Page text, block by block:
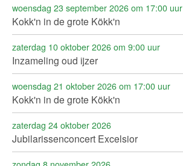
woensdag 23 september 2026 om 17:00 uur
Kokk'n in de grote Kökk'n
zaterdag 10 oktober 2026 om 9:00 uur
Inzameling oud ijzer
woensdag 21 oktober 2026 om 17:00 uur
Kokk'n in de grote Kökk'n
zaterdag 24 oktober 2026
Jubilarissenconcert Excelsior